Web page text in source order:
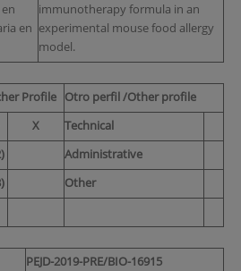
en
immunotherapy formula in an
experimental mouse food allergy
model.
Profile Otro perfil /Other profile
X
Technical
Administrative
Other
PEJD-2019-PRE/BIO-16915